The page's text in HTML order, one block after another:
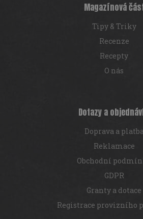
Magazínová
Tipy & Triky
Recenze
Recepty
O nás
Dotazy a
Doprava a platba
Reklamace
Obchodní
GDPR
Granty a dotace
Registrace provizního